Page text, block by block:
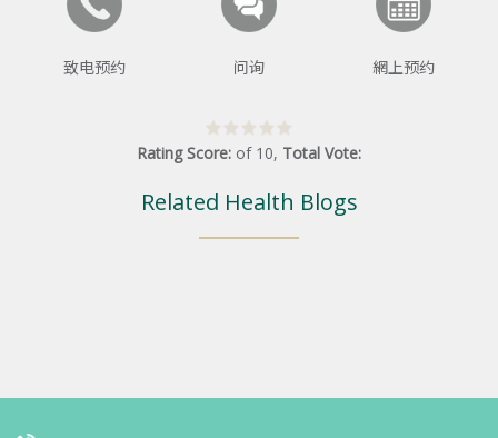
致电预约 问询 網上预约
Rating Score: of 10, Total Vote:
Related Health Blogs